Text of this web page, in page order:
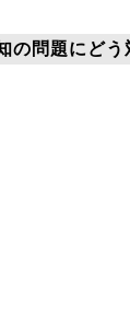
問題にどう